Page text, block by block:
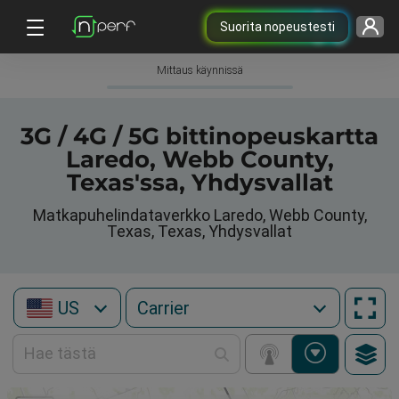
Suorita nopeustesti
Mittaus käynnissä
3G / 4G / 5G bittinopeuskartta
Laredo, Webb County,
Texas'ssa, Yhdysvallat
Matkapuhelindataverkko Laredo, Webb County,
Texas, Texas, Yhdysvallat
US